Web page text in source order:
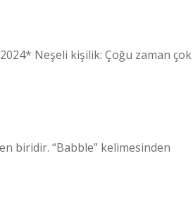
Neşeli kişilik: Çoğu zaman çok
biridir. “Babble” kelimesinden